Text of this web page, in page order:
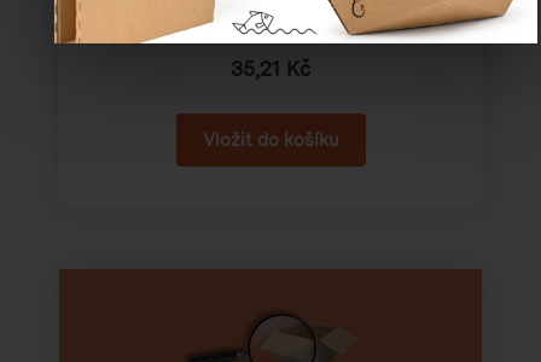
Cena od
35,21 Kč